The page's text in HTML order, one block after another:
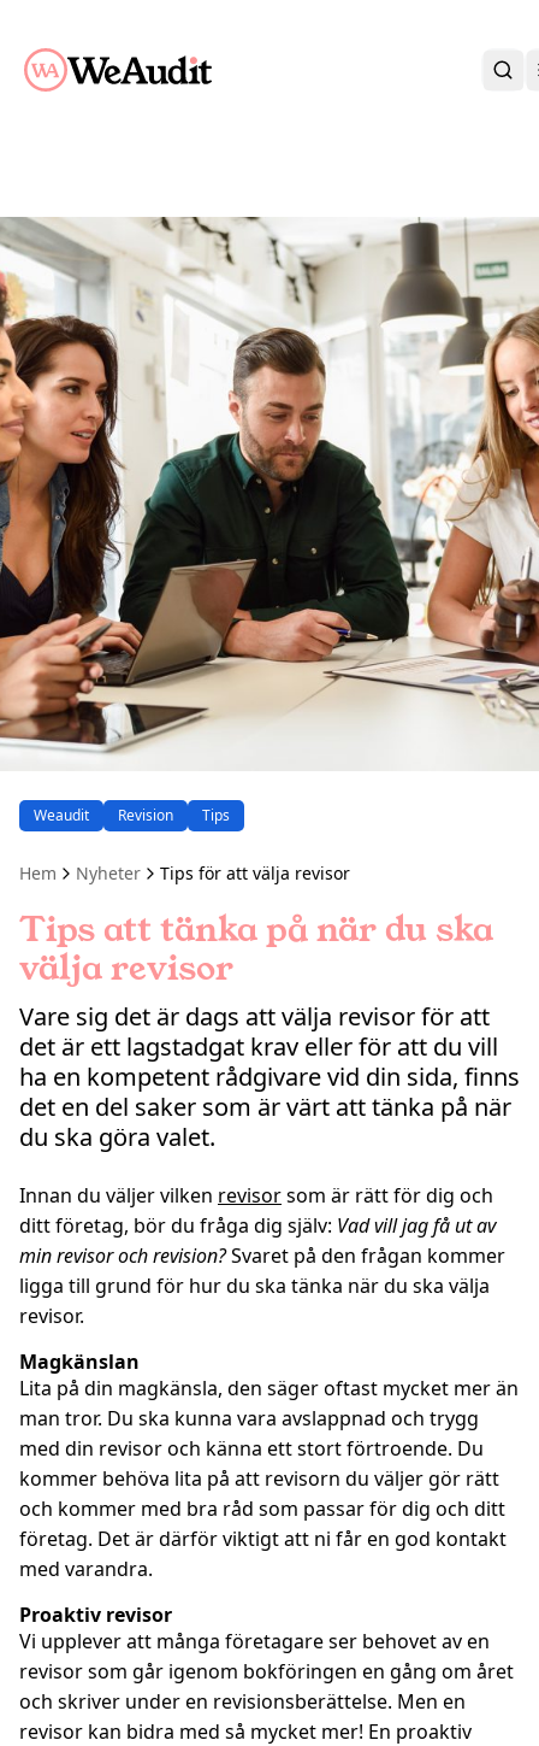
OM OSS
KONTAKT
KUNDPORTAL
Weaudit Revision Tips
Hem Nyheter Tips för att välja revisor
Tips att tänka på när du ska
välja revisor
Vare sig det är dags att välja revisor för att
det är ett lagstadgat krav eller för att du vill
ha en kompetent rådgivare vid din sida, finns
det en del saker som är värt att tänka på när
du ska göra valet.
Innan du väljer vilken revisorsom är rätt för dig och
ditt företag, bör du fråga dig själv: Vad vill jag få ut av
min revisor och revision?Svaret på den frågan kommer
ligga till grund för hur du ska tänka när du ska välja
revisor.
Magkänslan
Lita på din magkänsla, den säger oftast mycket mer än
man tror. Du ska kunna vara avslappnad och trygg
med din revisor och känna ett stort förtroende. Du
kommer behöva lita på att revisorn du väljer gör rätt
och kommer med bra råd som passar för dig och ditt
företag. Det är därför viktigt att ni får en god kontakt
med varandra.
Proaktiv revisor
Vi upplever att många företagare ser behovet av en
revisor som går igenom bokföringen en gång om året
och skriver under en revisionsberättelse. Men en
revisor kan bidra med så mycket mer! En proaktiv